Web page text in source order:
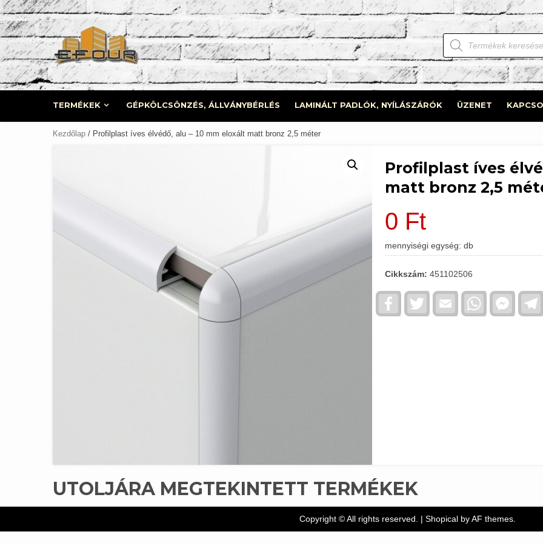
Skip
to
content
Products
search
TERMÉKEK GÉPKÖLCSÖNZÉS, ÁLLVÁNYBÉRLÉS LAMINÁLT PADLÓK, NYÍLÁSZÁRÓK ÜZENET
Kezdőlap / Profilplast íves élvédő, alu – 10 mm eloxált matt bronz 2,5 méter
Profilplast íves
matt bronz 2,5
0 Ft
mennyiségi egység: db
Cikkszám:451102506
FacebookTwitter Email WhatsApp
UTOLJÁRA MEGTEKINTETT TERMÉKEK
Copyright © All rights reserved. | Shopicalby AF themes.